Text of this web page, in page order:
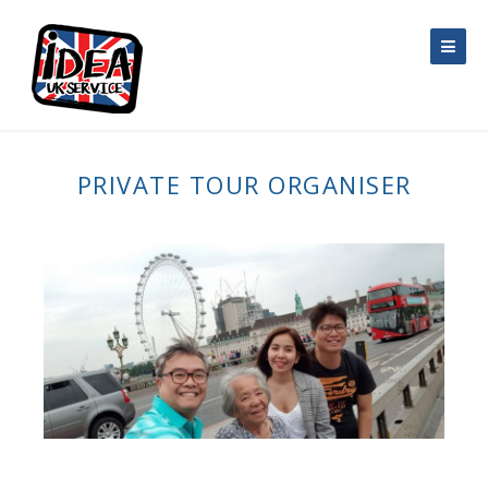
PRIVATE TOUR ORGANISER